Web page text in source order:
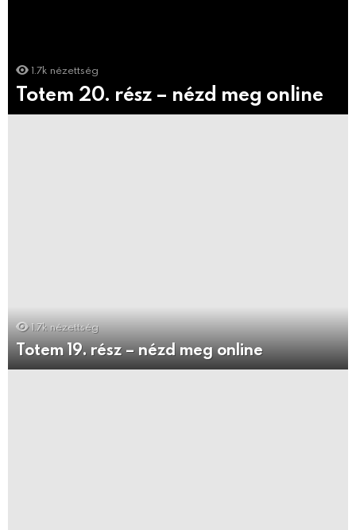
1.7k nézettség
Totem 20. rész – nézd meg online
1.7k nézettség
Totem 19. rész – nézd meg online